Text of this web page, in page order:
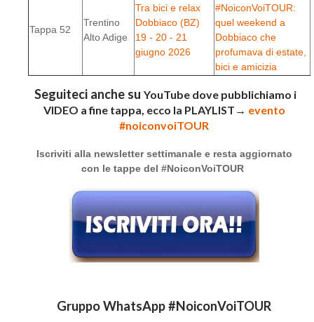
Tappa 52
Trentino
Alto Adige
Tra bici e relax
Dobbiaco (BZ)
19 - 20 - 21
giugno 2026
#NoiconVoiTOUR:
quel weekend a
Dobbiaco che
profumava di estate,
bici e amicizia
Seguiteci anche su YouTube dove pubblichiamo i
VIDEO a fine tappa, ecco la PLAYLIST → evento
#noiconvoiTOUR
Iscriviti alla newsletter settimanale e resta aggiornato
con le tappe del #NoiconVoiTOUR
Gruppo WhatsApp #NoiconVoiTOUR